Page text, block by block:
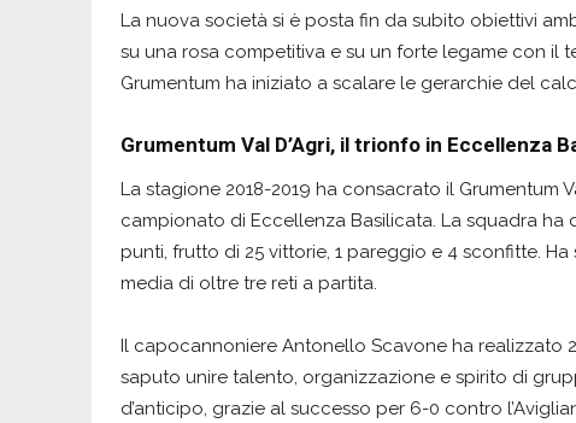
La nuova società si è posta fin da subito obiettivi
su una rosa competitiva e su un forte legame con il
Grumentum ha iniziato a scalare le gerarchie del
Grumentum Val D’Agri, il trionfo in Eccellenza
La stagione 2018-2019 ha consacrato il Grumentum
campionato di Eccellenza Basilicata. La squadra
punti, frutto di 25 vittorie, 1 pareggio e 4 sconfitte.
media di oltre tre reti a partita.
Il capocannoniere Antonello Scavone ha realizzato
saputo unire talento, organizzazione e spirito di
d’anticipo, grazie al successo per 6-0 contro